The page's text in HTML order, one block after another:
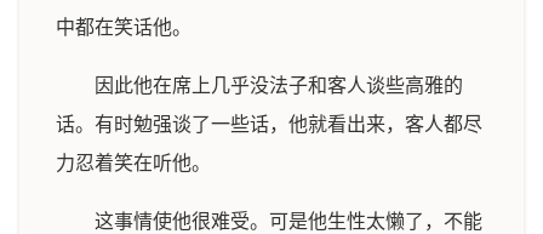
中都在笑话他。
因此他在席上几乎没法子和客人谈些高雅的
话。有时勉强谈了一些话，他就看出来，客人都尽
力忍着笑在听他。
这事情使他很难受。可是他生性太懒了，不能